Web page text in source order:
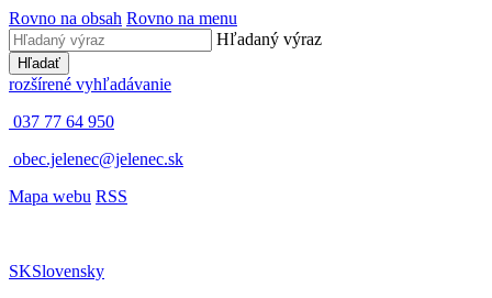
Rovno na obsah Rovno na menu
Hľadaný výraz
Hľadať
rozšírené vyhľadávanie
037 77 64 950
obec.jelenec@jelenec.sk
Mapa webu RSS
SKSlovensky